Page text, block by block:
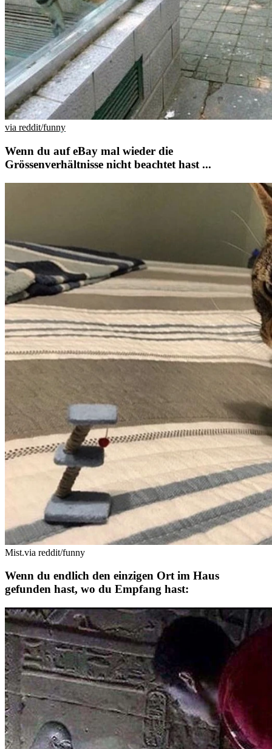
via reddit/funny
Wenn du auf eBay mal wieder die
Grössenverhältnisse nicht beachtet hast ...
Mist.via reddit/funny
Wenn du endlich den einzigen Ort im Haus
gefunden hast, wo du Empfang hast: